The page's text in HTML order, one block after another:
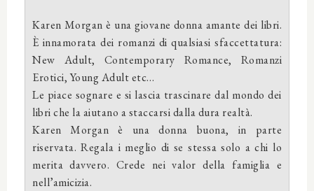
Karen Morgan è una giovane donna amante dei libri.
È innamorata dei romanzi di qualsiasi sfaccettatura:
New Adult, Contemporary Romance, Romanzi
Erotici, Young Adult etc…
Le piace sognare e si lascia trascinare dal mondo dei
libri che la aiutano a staccarsi dalla dura realtà.
Karen Morgan è una donna buona, in parte
riservata. Regala i meglio di se stessa solo a chi lo
merita davvero. Crede nei valor della famiglia e
nell’amicizia.